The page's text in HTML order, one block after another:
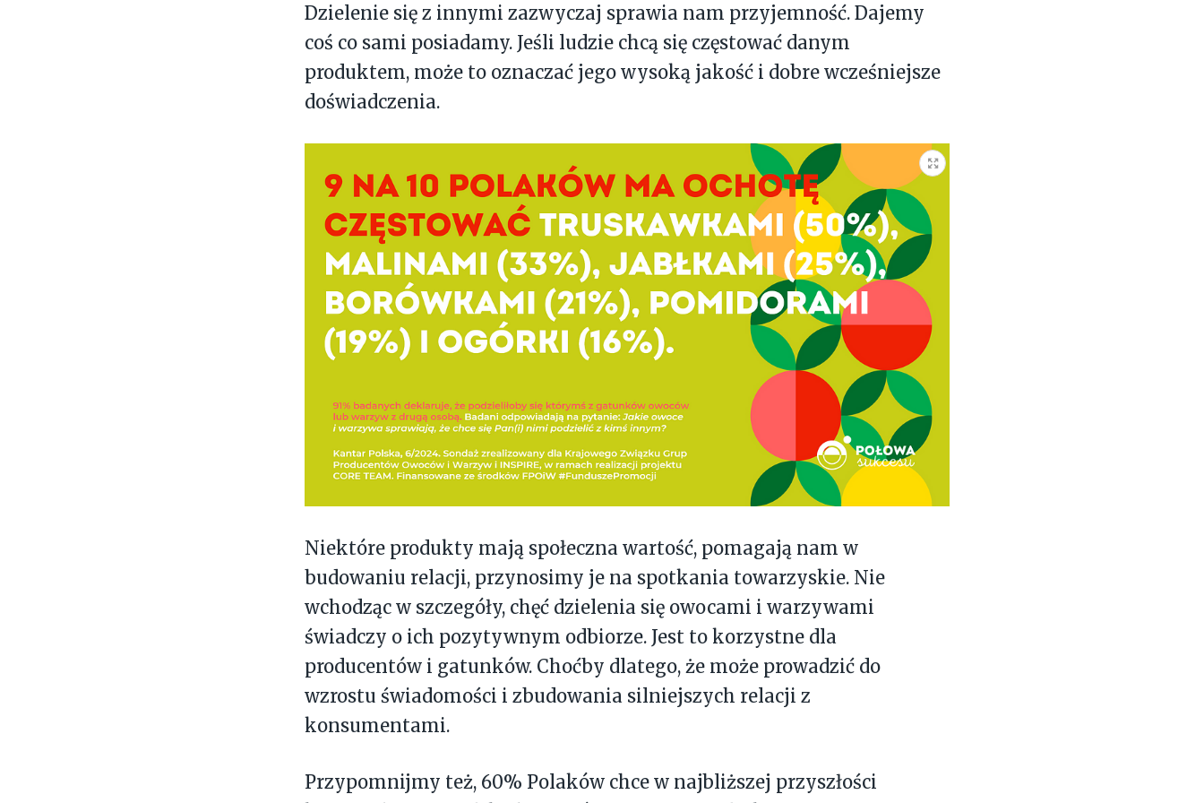
Dzielenie się z innymi zazwyczaj sprawia nam przyjemność. Dajemy
coś co sami posiadamy. Jeśli ludzie chcą się częstować danym
produktem, może to oznaczać jego wysoką jakość i dobre wcześniejsze
doświadczenia.
Niektóre produkty mają społeczna wartość, pomagają nam w
budowaniu relacji, przynosimy je na spotkania towarzyskie. Nie
wchodząc w szczegóły, chęć dzielenia się owocami i warzywami
świadczy o ich pozytywnym odbiorze. Jest to korzystne dla
producentów i gatunków. Choćby dlatego, że może prowadzić do
wzrostu świadomości i zbudowania silniejszych relacji z
konsumentami.
Przypomnijmy też, 60% Polaków chce w najbliższej przyszłości